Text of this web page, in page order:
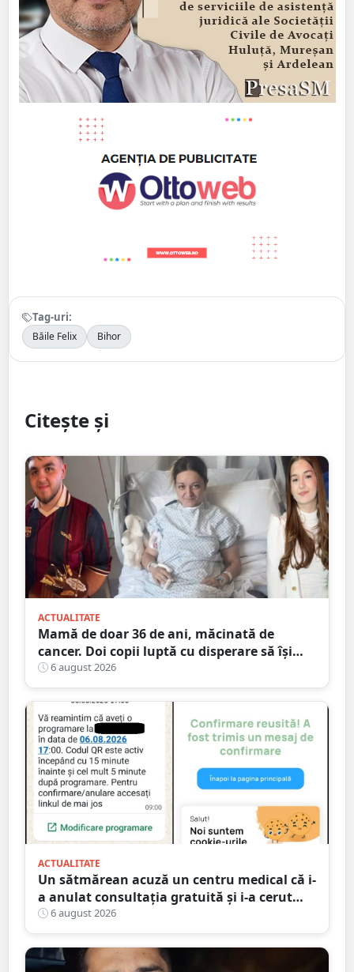
Tag-uri:
Băile Felix Bihor
Citește și
ACTUALITATE
Mamă de doar 36 de ani, măcinată de
cancer. Doi copii luptă cu disperare să își
salveze mama: „Nu o lăsați să se stingă”
6 august 2026
ACTUALITATE
Un sătmărean acuză un centru medical că i-
a anulat consultația gratuită și i-a cerut
250 de lei pentru aceeași programare
6 august 2026